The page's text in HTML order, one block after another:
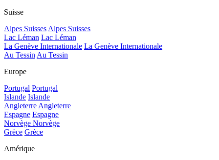
Suisse
Alpes Suisses Alpes Suisses
Lac Léman Lac Léman
La Genève Internationale La Genève Internationale
Au Tessin Au Tessin
Europe
Portugal Portugal
Islande Islande
Angleterre Angleterre
Espagne Espagne
Norvège Norvège
Grèce Grèce
Amérique